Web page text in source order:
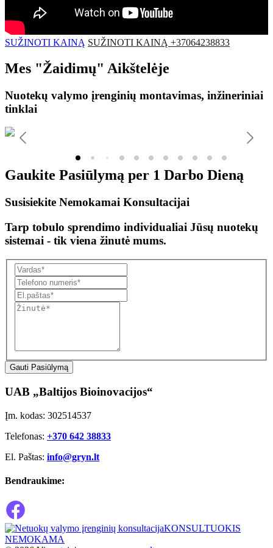
SUŽINOTI KAINĄ SUŽINOTI KAINĄ +37064238833
Mes "Žaidimų" Aikštelėje
Nuotekų valymo įrenginių montavimas, inžineriniai
tinklai
Gaukite Pasiūlymą per 1 Darbo Dieną
Susisiekite Nemokamai Konsultacijai
Tarp tobulo sprendimo individualiai Jūsų nuotekų
sistemai - tik viena žinutė mums.
Gauti Pasiūlymą
UAB „Baltijos Bioinovacijos“
Įm. kodas: 302514537
Telefonas: +370 642 38833
El. Paštas: info@gryn.lt
Bendraukime:
KONSULTUOKIS
NEMOKAMA